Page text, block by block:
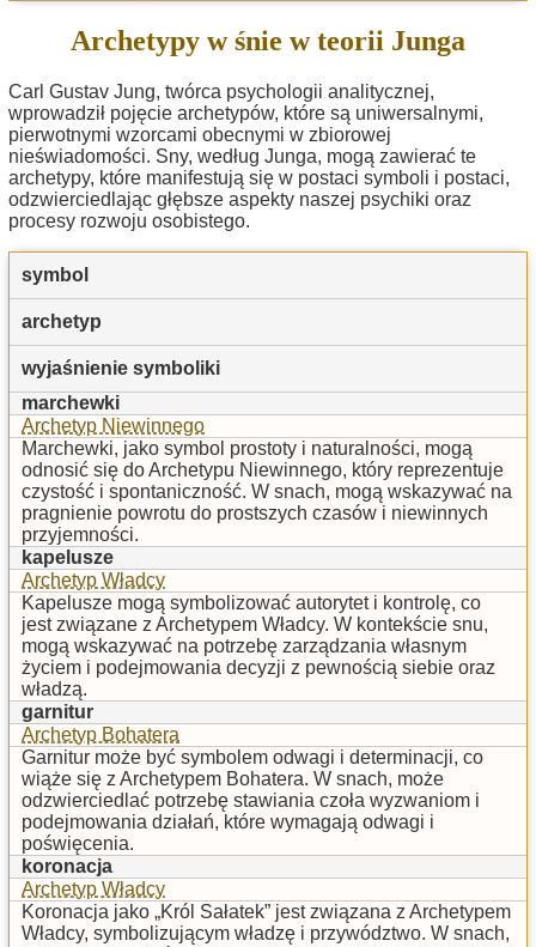
Archetypy w śnie w teorii Junga
Carl Gustav Jung, twórca psychologii analitycznej,
wprowadził pojęcie archetypów, które są uniwersalnymi,
pierwotnymi wzorcami obecnymi w zbiorowej
nieświadomości. Sny, według Junga, mogą zawierać te
archetypy, które manifestują się w postaci symboli i postaci,
odzwierciedlając głębsze aspekty naszej psychiki oraz
procesy rozwoju osobistego.
symbol
archetyp
wyjaśnienie symboliki
marchewki
Archetyp Niewinnego
Marchewki, jako symbol prostoty i naturalności, mogą
odnosić się do Archetypu Niewinnego, który reprezentuje
czystość i spontaniczność. W snach, mogą wskazywać na
pragnienie powrotu do prostszych czasów i niewinnych
przyjemności.
kapelusze
Archetyp Władcy
Kapelusze mogą symbolizować autorytet i kontrolę, co
jest związane z Archetypem Władcy. W kontekście snu,
mogą wskazywać na potrzebę zarządzania własnym
życiem i podejmowania decyzji z pewnością siebie oraz
władzą.
garnitur
Archetyp Bohatera
Garnitur może być symbolem odwagi i determinacji, co
wiąże się z Archetypem Bohatera. W snach, może
odzwierciedlać potrzebę stawiania czoła wyzwaniom i
podejmowania działań, które wymagają odwagi i
poświęcenia.
koronacja
Archetyp Władcy
Koronacja jako „Król Sałatek” jest związana z Archetypem
Władcy, symbolizującym władzę i przywództwo. W snach,